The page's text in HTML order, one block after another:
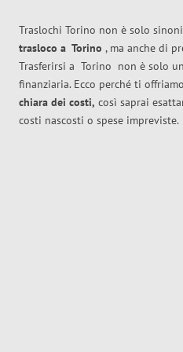
Traslochi Torino non è solo
trasloco a Torino , ma anche di
Trasferirsi a Torino non è solo
finanziaria. Ecco perché ti offriamo
chiara dei costi, così saprai
costi nascosti o spese impreviste.